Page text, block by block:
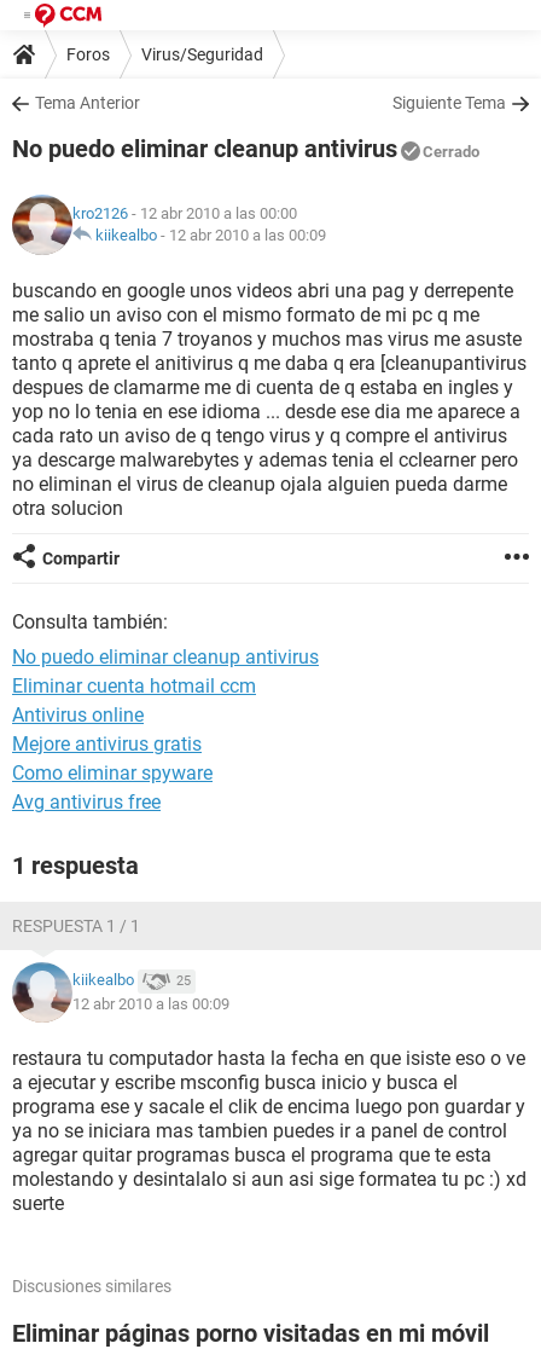
Foros Virus/Seguridad
Tema Anterior Siguiente Tema
No puedo eliminar cleanup antivirus Cerrado
kro2126 - 12 abr 2010 a las 00:00
kiikealbo - 12 abr 2010 a las 00:09
buscando en google unos videos abri una pag y derrepente
me salio un aviso con el mismo formato de mi pc q me
mostraba q tenia 7 troyanos y muchos mas virus me asuste
tanto q aprete el anitivirus q me daba q era [cleanupantivirus
despues de clamarme me di cuenta de q estaba en ingles y
yop no lo tenia en ese idioma ... desde ese dia me aparece a
cada rato un aviso de q tengo virus y q compre el antivirus
ya descarge malwarebytes y ademas tenia el cclearner pero
no eliminan el virus de cleanup ojala alguien pueda darme
otra solucion
Compartir
Consulta también:
No puedo eliminar cleanup antivirus
Eliminar cuenta hotmail ccm
Antivirus online
Mejore antivirus gratis
Como eliminar spyware
Avg antivirus free
1 respuesta
RESPUESTA 1 / 1
kiikealbo 25
12 abr 2010 a las 00:09
restaura tu computador hasta la fecha en que isiste eso o ve
a ejecutar y escribe msconfig busca inicio y busca el
programa ese y sacale el clik de encima luego pon guardar y
ya no se iniciara mas tambien puedes ir a panel de control
agregar quitar programas busca el programa que te esta
molestando y desintalalo si aun asi sige formatea tu pc :) xd
suerte
Discusiones similares
Eliminar páginas porno visitadas en mi móvil